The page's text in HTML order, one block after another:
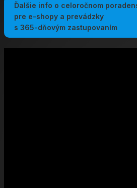
Ďalšie info o celoročnom
pre e-shopy a prevádzky
s 365-dňovým zastupovaním